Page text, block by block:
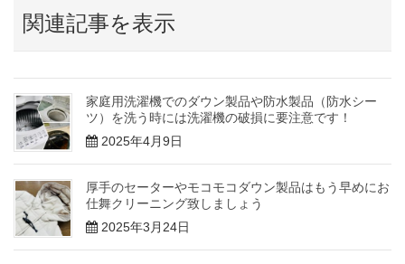
関連記事を表示
家庭用洗濯機でのダウン製品や防水製品（防水シー
ツ）を洗う時には洗濯機の破損に要注意です！
2025年4月9日
厚手のセーターやモコモコダウン製品はもう早めにお
仕舞クリーニング致しましょう
2025年3月24日